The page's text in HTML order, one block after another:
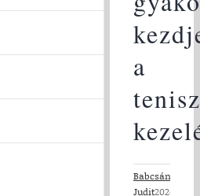
a
Babcsányi
Judit2026-